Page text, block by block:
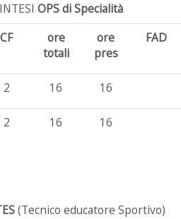
OPS di Specialità
CF
ore
totali
ore
pres
FAD
2 16 16
2 16 16
(Tecnico educatore Sportivo)